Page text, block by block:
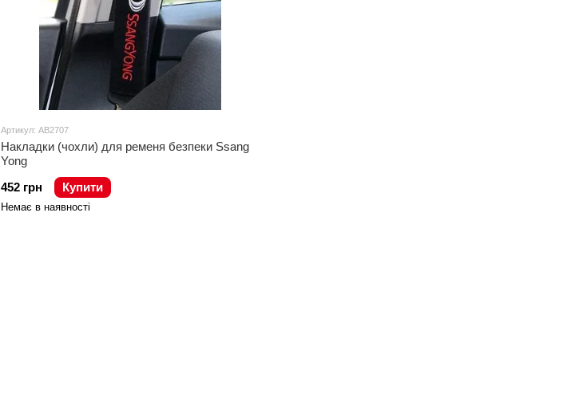
Артикул: AB2707
Накладки (чохли) для ременя безпеки Ssang
Yong
452 грн
Купити
Немає в наявності